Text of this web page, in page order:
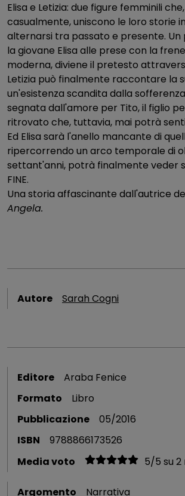
Elisa e Letizia: due figure femminili
casualmente, uniscono le loro storie
alternarsi tra passato e presente. Un
la giovane Elisa alle prese con la
moderna, diviene il pretesto
Letizia può finalmente raccontare la
un'esistenza scandita dalla
segnata dall'amore per Tito, il figlio
ritrovato che, tuttavia, mai potrà
Ed Elisa sarà l'anello mancante di
ripercorrendo un arco temporale di
settant'anni, potrà finalmente veder
FINE.
Una storia affascinante dall'autrice de
Angela.
Autore Sarah Cogni
Editore
Araba Fenice
Formato
Libro
Pubblicazione
05/2016
ISBN
9788866173526
Media voto
5/5 su 2
Argomento Narrativa